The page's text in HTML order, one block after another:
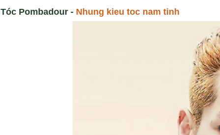
Tóc Pombadour - Nhung kieu toc nam tinh